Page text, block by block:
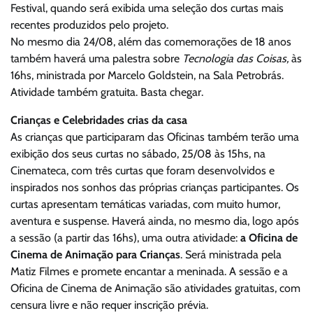
Festival, quando será exibida uma seleção dos curtas mais
recentes produzidos pelo projeto.
No mesmo dia 24/08, além das comemorações de 18 anos
também haverá uma palestra sobre Tecnologia das Coisas, às
16hs, ministrada por Marcelo Goldstein, na Sala Petrobrás.
Atividade também gratuita. Basta chegar.
Crianças e Celebridades crias da casa
As crianças que participaram das Oficinas também terão uma
exibição dos seus curtas no sábado, 25/08 às 15hs, na
Cinemateca, com três curtas que foram desenvolvidos e
inspirados nos sonhos das próprias crianças participantes. Os
curtas apresentam temáticas variadas, com muito humor,
aventura e suspense. Haverá ainda, no mesmo dia, logo após
a sessão (a partir das 16hs), uma outra atividade: a Oficina de
Cinema de Animação para Crianças. Será ministrada pela
Matiz Filmes e promete encantar a meninada. A sessão e a
Oficina de Cinema de Animação são atividades gratuitas, com
censura livre e não requer inscrição prévia.